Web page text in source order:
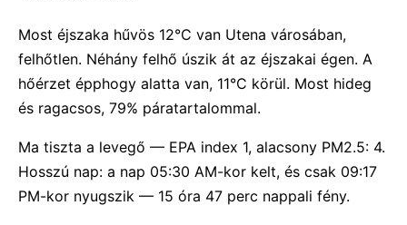
Most éjszaka hűvös 12°C van Utena városában,
felhőtlen. Néhány felhő úszik át az éjszakai égen. A
hőérzet épphogy alatta van, 11°C körül. Most hideg
és ragacsos, 79% páratartalommal.
Ma tiszta a levegő — EPA index 1, alacsony PM2.5: 4.
Hosszú nap: a nap 05:30 AM-kor kelt, és csak 09:17
PM-kor nyugszik — 15 óra 47 perc nappali fény.